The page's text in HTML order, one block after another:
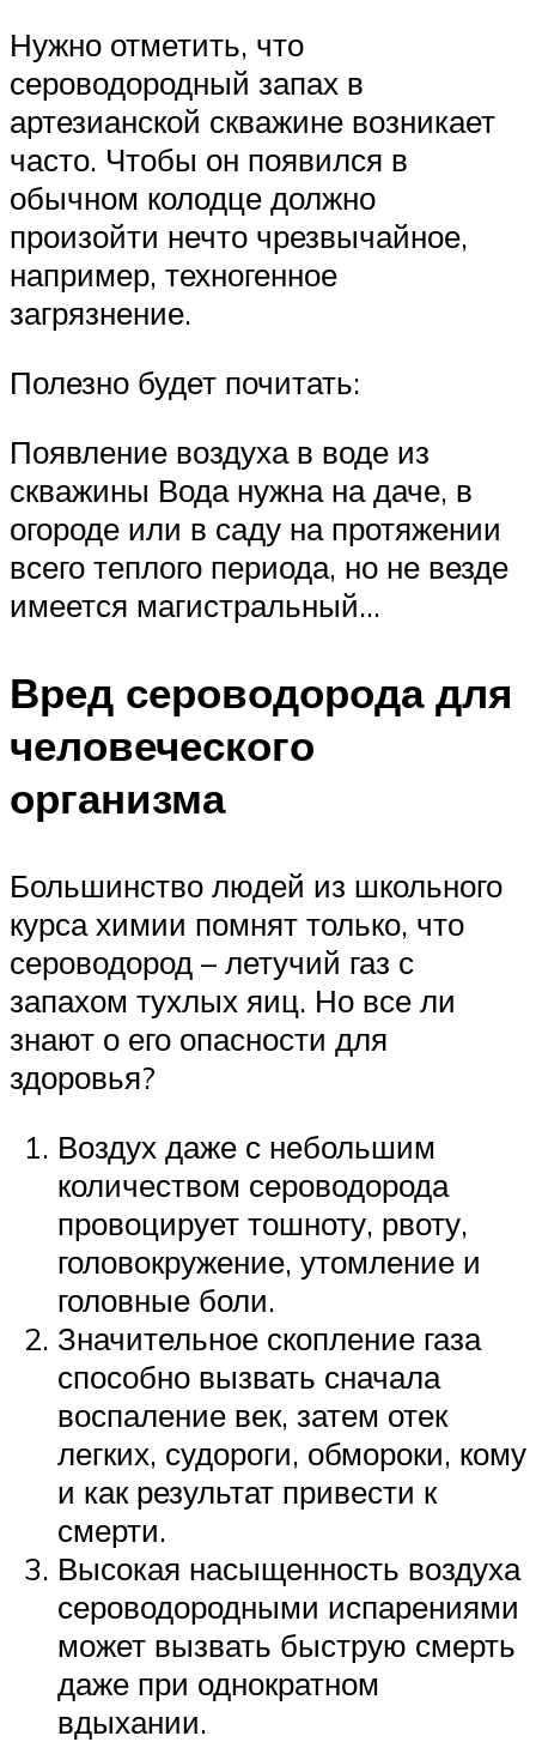
Нужно отметить, что
сероводородный запах в
артезианской скважине возникает
часто. Чтобы он появился в
обычном колодце должно
произойти нечто чрезвычайное,
например, техногенное
загрязнение.
Полезно будет почитать:
Появление воздуха в воде из
скважины Вода нужна на даче, в
огороде или в саду на протяжении
всего теплого периода, но не везде
имеется магистральный…
Вред сероводорода для
человеческого
организма
Большинство людей из школьного
курса химии помнят только, что
сероводород – летучий газ с
запахом тухлых яиц. Но все ли
знают о его опасности для
здоровья?
Воздух даже с небольшим
количеством сероводорода
провоцирует тошноту, рвоту,
головокружение, утомление и
головные боли.
Значительное скопление газа
способно вызвать сначала
воспаление век, затем отек
легких, судороги, обмороки, кому
и как результат привести к
смерти.
Высокая насыщенность воздуха
сероводородными испарениями
может вызвать быструю смерть
даже при однократном
вдыхании.